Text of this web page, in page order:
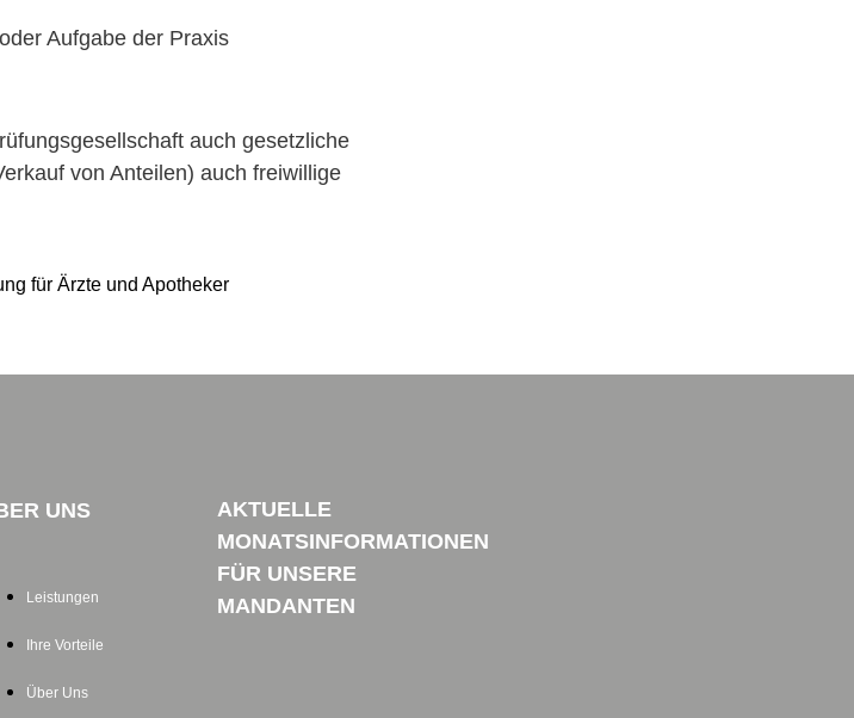
Auf­gabe der Praxis
auch geset­zliche
von Anteilen) auch frei­willige
UNS
Leistungen
Ihre Vorteile
Über Uns
AKTUELLE
MONATSINFORMATIONEN
FÜR UNSERE
MANDANTEN